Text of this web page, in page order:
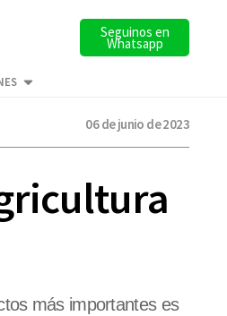
Seguinos en
Whatsapp
06 de junio de 2023
más importantes es